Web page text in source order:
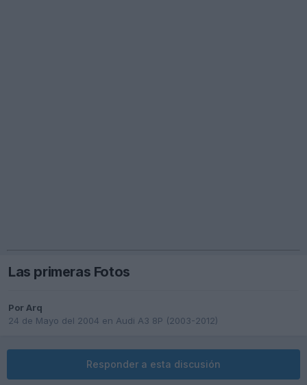
Las primeras Fotos
PorArq
24 de Mayo del 2004 en Audi A3 8P (2003-2012)
Responder a esta discusión